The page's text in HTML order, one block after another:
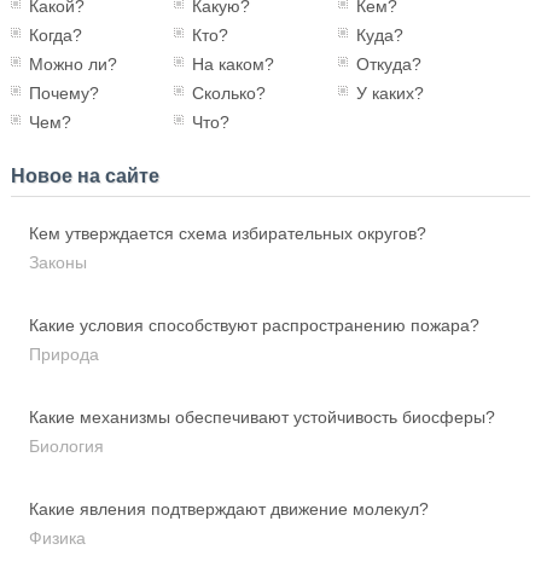
Какой?
Какую?
Кем?
Когда?
Кто?
Куда?
Можно ли?
На каком?
Откуда?
Почему?
Сколько?
У каких?
Чем?
Что?
Новое на сайте
Кем утверждается схема избирательных округов?
Законы
Какие условия способствуют распространению пожара?
Природа
Какие механизмы обеспечивают устойчивость биосферы?
Биология
Какие явления подтверждают движение молекул?
Физика